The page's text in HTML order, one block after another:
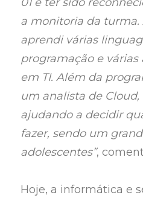
a monitoria da turma.
aprendi várias
programação e várias
em TI. Além da
um analista de
ajudando a decidir
fazer, sendo um
adolescentes”,
Hoje, a informática e